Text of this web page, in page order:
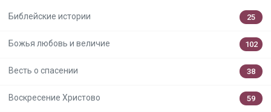
Библейские истории 25
Божья любовь и величие 102
Весть о спасении 38
Воскресение Христово 59